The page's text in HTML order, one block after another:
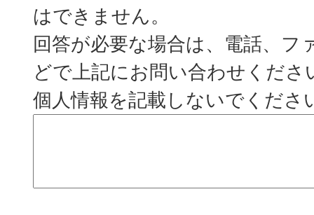
はできません。
回答が必要な場合は、電話、フ
どで上記にお問い合わせくださ
個人情報を記載しないでくださ